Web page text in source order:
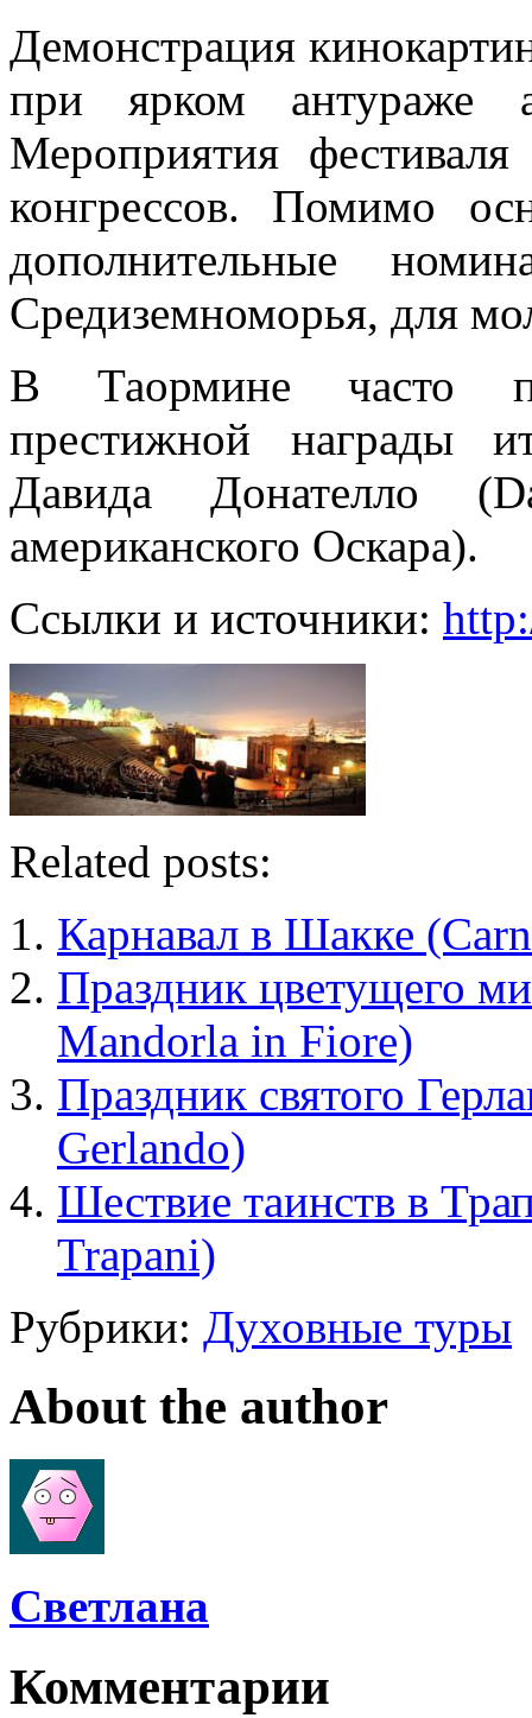
Демонстрация
при ярком антураже
Мероприятия
конгрессов. Помимо
дополнительные
Средиземноморья, для
В Таормине часто
престижной награды
Давида Донателло
американского Оскара).
Ссылки и источники:
Related posts:
Карнавал в Шакке
Праздник цветущего
Mandorla in Fiore)
Праздник святого
Gerlando)
Шествие таинств в
Trapani)
Рубрики: Духовные туры
About the author
Cветлана
Комментарии